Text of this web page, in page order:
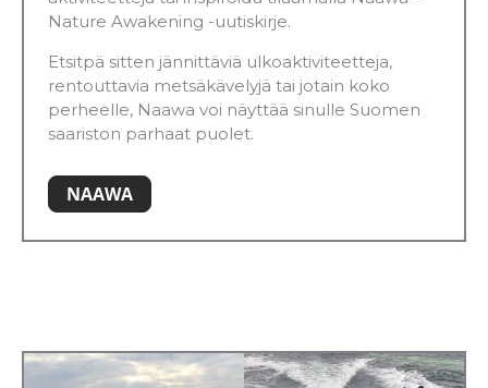
Nature Awakening -uutiskirje.
Etsitpä sitten jännittäviä ulkoaktiviteetteja,
rentouttavia metsäkävelyjä tai jotain koko
perheelle, Naawa voi näyttää sinulle Suomen
saariston parhaat puolet.
NAAWA